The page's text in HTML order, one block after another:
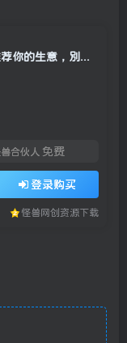
A训练营，教你让GeminiChatGPT主动推荐你的生意，别再被AI无视【原创双语字幕】
合伙人 免费
登录购买
怪兽网创资源下载